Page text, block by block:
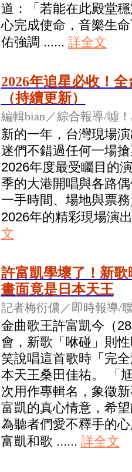
道：「若能在此殿堂
心完成使命，音樂生
佑強調 ...... 詳全文
2026年追星必收！
（持續更新）
編輯bian／綜合報導/噓
新的一年，台灣現場
迷們不錯過任何一場
2026年度最受矚目的
季的大港開唱與各路
一手時間、場地與票
2026年的精彩現場演
文
許富凱學壞了！新
畫面竟是日本天王
記者梅衍儂／即時報導/
金曲歌王許富凱今（
會，新歌「咻碰」則
笑說唱這首歌時「完
本天王桑田佳祐。 「
次用作專輯名，象徵
富凱的真心情意，希
為聽者們愛不釋手的
富凱和歌 ...... 詳全文